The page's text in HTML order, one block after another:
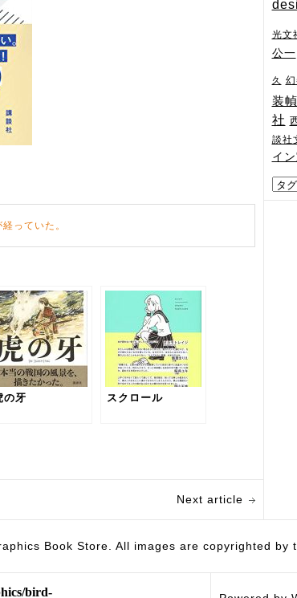
光文
公一
久
装
社
談社
イ
っていた。
の牙 スクロール
Next article
Book Store. All images are copyrighted by
bird-